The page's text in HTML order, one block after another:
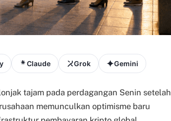
Claude Grok Gemini
tajam pada perdagangan Senin setelah
memunculkan optimisme baru